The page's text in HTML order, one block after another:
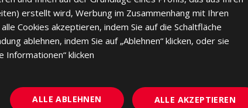
ENGLISH
GERMAN
erstellt wird, Werbung im Zusammenhang mit Ihren
Cookies akzeptieren, indem Sie auf die Schaltfläche
ablehnen, indem Sie auf „Ablehnen“ klicken, oder sie
Informationen“ klicken
ALLE AKZEPTIEREN
ALLE ABLEHNEN